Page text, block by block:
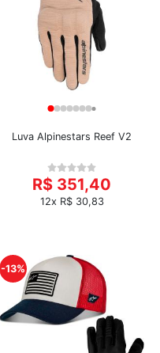
Luva Alpinestars Reef V2
R$ 351,40
12x R$ 30,83
-13%